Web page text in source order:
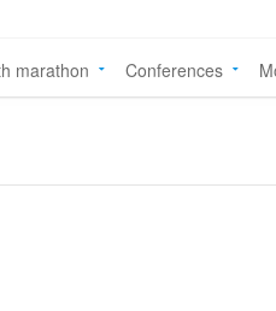
marathon Conferences